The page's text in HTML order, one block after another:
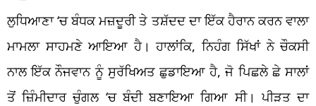
ਲੁਧਿਆਣਾ ‘ਚ ਬੰਧਕ ਮਜ਼ਦੂਰੀ ਤੇ ਤਸ਼ੱਦਦ ਦਾ ਇੱਕ ਹੈਰਾਨ ਕਰਨ ਵਾਲਾ
ਮਾਮਲਾ ਸਾਹਮਣੇ ਆਇਆ ਹੈ। ਹਾਲਾਂਕਿ, ਨਿਹੰਗ ਸਿੱਖਾਂ ਨੇ ਚੌਕਸੀ
ਨਾਲ ਇੱਕ ਨੌਜਵਾਨ ਨੂੰ ਸੁਰੱਖਿਅਤ ਛੁਡਾਇਆ ਹੈ, ਜੋ ਪਿਛਲੇ ਛੇ ਸਾਲਾਂ
ਤੋਂ ਜ਼ਿੰਮੀਦਾਰ ਚੁੰਗਲ ‘ਚ ਬੰਦੀ ਬਣਾਇਆ ਗਿਆ ਸੀ। ਪੀੜਤ ਦਾ